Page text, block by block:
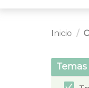
Inicio
Temas